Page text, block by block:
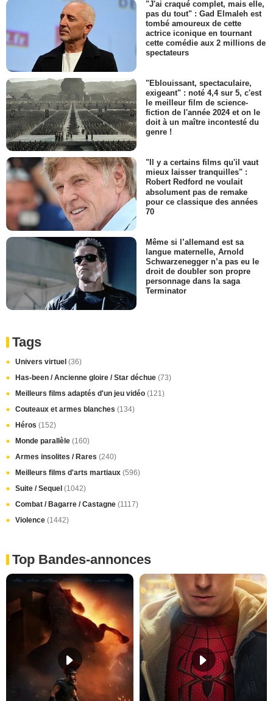
"J'ai craqué complet, mais elle,
pas du tout" : Gad Elmaleh est
tombé amoureux de cette
actrice iconique en tournant
cette comédie aux 2 millions de
spectateurs
"Eblouissant, spectaculaire,
exigeant" : noté 4,4 sur 5, c'est
le meilleur film de science-
fiction de l'année 2024 et on le
doit à un maître incontesté du
genre !
"Il y a certains films qu'il vaut
mieux laisser tranquilles" :
Robert Redford ne voulait
absolument pas de remake
pour ce classique des années
70
Même si l’allemand est sa
langue maternelle, Arnold
Schwarzenegger n’a pas eu le
droit de doubler son propre
personnage dans la saga
Terminator
Tags
Univers virtuel (36)
Has-been / Ancienne gloire / Star déchue (73)
Meilleurs films adaptés d'un jeu vidéo (121)
Couteaux et armes blanches (134)
Héros (152)
Monde parallèle (160)
Armes insolites / Rares (240)
Meilleurs films d'arts martiaux (596)
Suite / Sequel (1042)
Combat / Bagarre / Castagne (1117)
Violence (1442)
Top Bandes-annonces